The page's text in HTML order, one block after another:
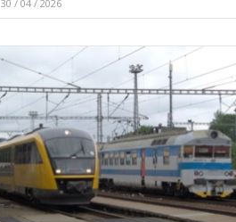
30 / 04 / 2026